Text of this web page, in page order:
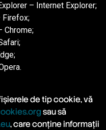
– Internet Explorer;
Firefox;
Chrome;
de tip cookie, vă
sau să
, care conține informații